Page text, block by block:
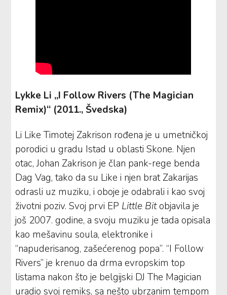
Lykke Li „I Follow Rivers (The Magician
Remix)“ (2011., Švedska)
Li Like Timotej Zakrison rođena je u umetničkoj
porodici u gradu Istad u oblasti Skone. Njen
otac, Johan Zakrison je član pank-rege benda
Dag Vag, tako da su Like i njen brat Zakarijas
odrasli uz muziku, i oboje je odabrali i kao svoj
životni poziv. Svoj prvi EP Little Bitobjavila je
još 2007. godine, a svoju muziku je tada opisala
kao mešavinu soula, elektronike i
“napuderisanog, zašećerenog popa”. “I Follow
Rivers” je krenuo da drma evropskim top
listama nakon što je belgijski DJ The Magician
uradio svoj remiks, sa nešto ubrzanim tempom